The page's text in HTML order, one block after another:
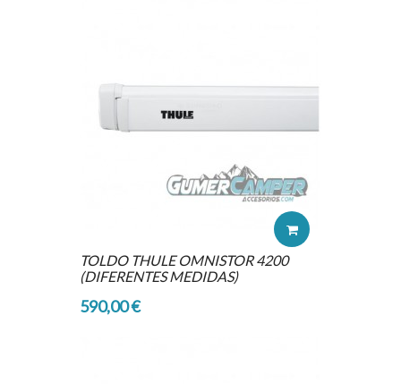
TOLDO THULE OMNISTOR 4200
(DIFERENTES MEDIDAS)
590,00 €